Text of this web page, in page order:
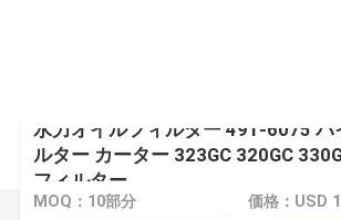
水力オイルフィルター 491-6075 パ
ルター カーター 323GC 320GC
フィルター
MOQ：10部分